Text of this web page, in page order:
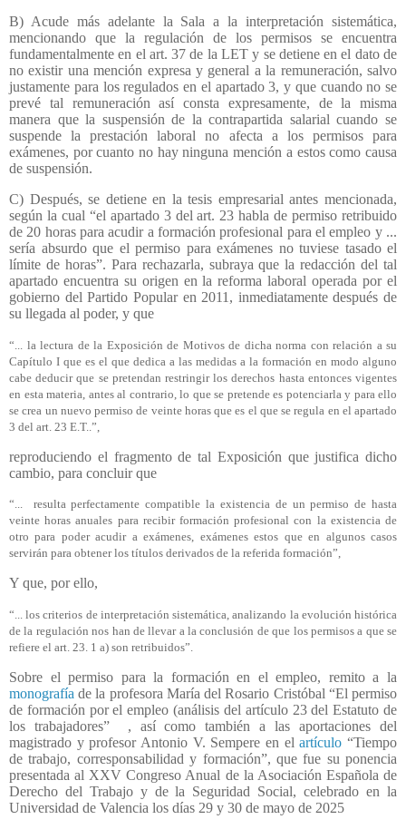
B) Acude más adelante la Sala a la interpretación sistemática,
mencionando que la regulación de los permisos se encuentra
fundamentalmente en el art. 37 de la LET y se detiene en el dato de
no existir una mención expresa y general a la remuneración, salvo
justamente para los regulados en el apartado 3, y que cuando no se
prevé tal remuneración así consta expresamente, de la misma
manera que la suspensión de la contrapartida salarial cuando se
suspende la prestación laboral no afecta a los permisos para
exámenes, por cuanto no hay ninguna mención a estos como causa
de suspensión.
C) Después, se detiene en la tesis empresarial antes mencionada,
según la cual “el apartado 3 del art. 23 habla de permiso retribuido
de 20 horas para acudir a formación profesional para el empleo y ...
sería absurdo que el permiso para exámenes no tuviese tasado el
límite de horas”. Para rechazarla, subraya que la redacción del tal
apartado encuentra su origen en la reforma laboral operada por el
gobierno del Partido Popular en 2011, inmediatamente después de
su llegada al poder, y que
“... la lectura de la Exposición de Motivos de dicha norma con relación a su
Capítulo I que es el que dedica a las medidas a la formación en modo alguno
cabe deducir que se pretendan restringir los derechos hasta entonces vigentes
en esta materia, antes al contrario, lo que se pretende es potenciarla y para ello
se crea un nuevo permiso de veinte horas que es el que se regula en el apartado
3 del art. 23 E.T..”,
reproduciendo el fragmento de tal Exposición que justifica dicho
cambio, para concluir que
“...
resulta perfectamente compatible la existencia de un permiso de hasta
veinte horas anuales para recibir formación profesional con la existencia de
otro para poder acudir a exámenes, exámenes estos que en algunos casos
servirán para obtener los títulos derivados de la referida formación”,
Y que, por ello,
“... los criterios de interpretación sistemática, analizando la evolución histórica
de la regulación nos han de llevar a la conclusión de que los permisos a que se
refiere el art. 23. 1 a) son retribuidos”.
Sobre el permiso para la formación en el empleo, remito a la
monografía de la profesora María del Rosario Cristóbal “El permiso
de formación por el empleo (análisis del artículo 23 del Estatuto de
los trabajadores” , así como también a las aportaciones del
magistrado y profesor Antonio V. Sempere en elartículo“Tiempo
de trabajo, corresponsabilidad y formación”, que fue su ponencia
presentada al XXV Congreso Anual de la Asociación Española de
Derecho del Trabajo y de la Seguridad Social, celebrado en la
Universidad de Valencia los días 29 y 30 de mayo de 2025